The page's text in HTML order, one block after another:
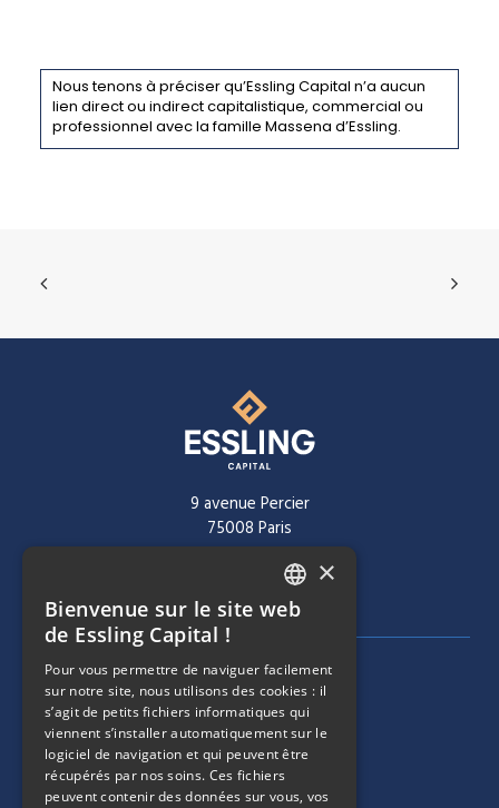
Nous tenons à préciser qu’Essling Capital n’a aucun
lien direct ou indirect capitalistique, commercial ou
professionnel avec la famille Massena d’Essling.
9 avenue Percier
75008 Paris
+ 33 1 40 60 22 30
MENU DE NAVIGATION
SOCIÉTÉ
ÉQUIPE
MENU DE NAVIGATION
STRATÉGIES
FRENCH
×
Bienvenue sur le site web
de Essling Capital !
Pour vous permettre de naviguer facilement
sur notre site, nous utilisons des cookies : il
s’agit de petits fichiers informatiques qui
viennent s’installer automatiquement sur le
logiciel de navigation et qui peuvent être
récupérés par nos soins. Ces fichiers
peuvent contenir des données sur vous, vos